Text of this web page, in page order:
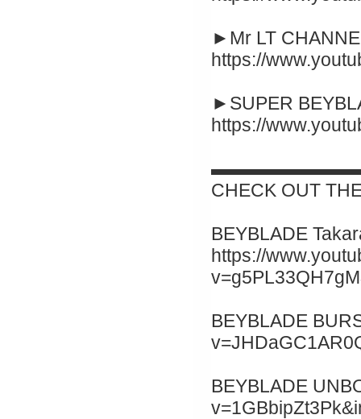
►Mr LT
https://
►SUPER
https://
CHECK OUT
BEYBLADE
https://
BEYBLADE
BEYBLADE